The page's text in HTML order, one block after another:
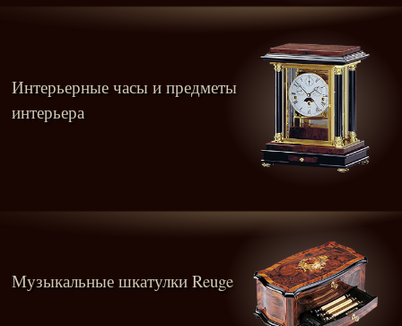
Интерьерные часы и предметы
интерьера
Музыкальные шкатулки Reuge